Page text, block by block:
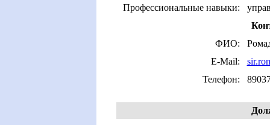
Профессиональные навыки:
ФИО:
E-Mail:
Телефон: